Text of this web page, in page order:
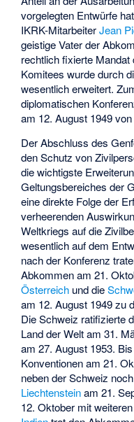
vorgelegten Entwürfe
IKRK-MitarbeiterJean
geistige Vater der
rechtlich fixierte Mandat
Komitees wurde durch
wesentlich erweitert.
diplomatischen
am 12. August 1949
Der Abschluss des
den Schutz von
die wichtigste
Geltungsbereiches der
eine direkte Folge der
verheerenden
Weltkriegs auf die
wesentlich auf dem
nach der Konferenz
Abkommen am 21.
Österreich und die
am 12. August 1949 zu
Die Schweiz ratifizierte
Land der Welt am 31.
am 27. August 1953.
Konventionen am 21.
neben der Schweiz noch
Liechtensteinam 21.
12. Oktober mit